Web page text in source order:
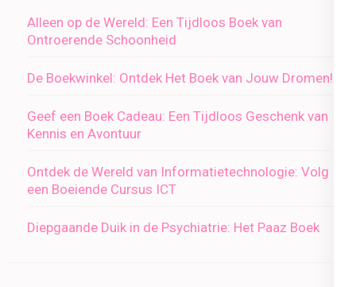
Alleen op de Wereld: Een Tijdloos Boek van
Ontroerende Schoonheid
De Boekwinkel: Ontdek Het Boek van Jouw Dromen!
Geef een Boek Cadeau: Een Tijdloos Geschenk van
Kennis en Avontuur
Ontdek de Wereld van Informatietechnologie: Volg
een Boeiende Cursus ICT
Diepgaande Duik in de Psychiatrie: Het Paaz Boek